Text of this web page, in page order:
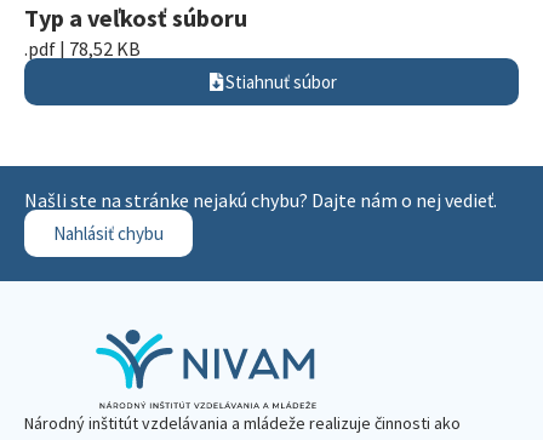
Typ a veľkosť súboru
.pdf | 78,52 KB
Stiahnuť súbor
Našli ste na stránke nejakú chybu? Dajte nám o nej vedieť.
Nahlásiť chybu
Národný inštitút vzdelávania a mládeže realizuje činnosti ako